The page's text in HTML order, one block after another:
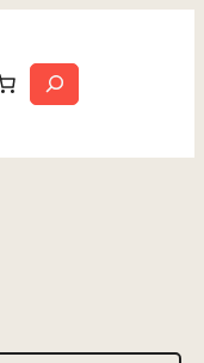
Cerca